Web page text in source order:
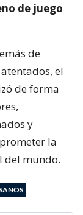
de juego
de
el
de forma
y
la
del mundo.